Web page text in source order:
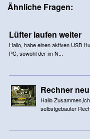
Ähnliche Fragen:
Lüfter laufen weiter
Hallo, habe einen aktiven USB
PC, sowohl der im N...
Rechner
Hallo
selbstgebauter